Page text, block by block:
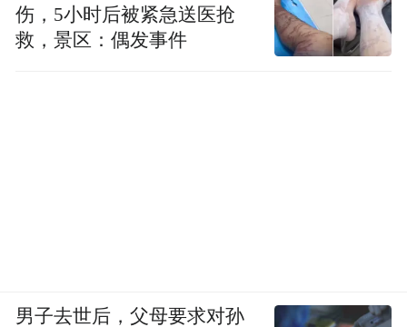
伤，5小时后被紧急送医抢
救，景区：偶发事件
男子去世后，父母要求对孙